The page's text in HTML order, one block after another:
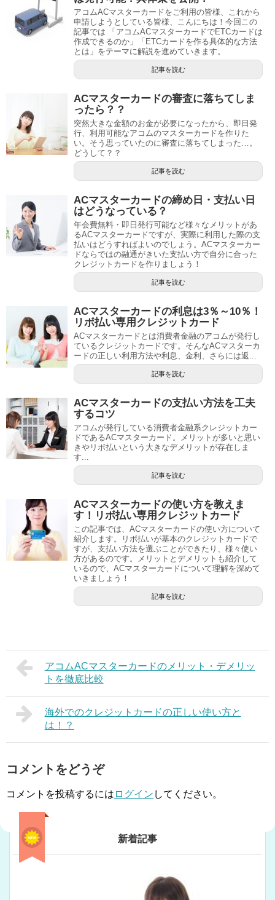
アコムACマスターカードをご利用の皆様、これから
申請しようとしている皆様、こんにちは！今回この
記事では 「アコムACマスターカードでETCカードは
作成できるのか」「ETCカードを作る具体的な方法
とは」をテーマに解説を進めていきます。
記事を読む
ACマスターカードの審査に落ちてしま
ったら？？
突然大きな金額のお金が必要になったから、即日発
行、利用可能なアコムのマスターカードを作りた
い。そう思っていたのに審査に落ちてしまった…。
どうして？？
記事を読む
ACマスターカードの締め日・支払い日
はどうなっている？
年会費無料・即日発行可能など様々なメリットがあ
るACマスターカードですが、実際に利用した際の支
払いはどうすればよいのでしょう。ACマスターカー
ドならではの融通がきいた支払い方で自分に合った
クレジットカードを作りましょう！
記事を読む
ACマスターカードの利息は3％～10％！
リボ払い専用クレジットカード
ACマスターカードとは消費者金融のアコムが発行し
ているクレジットカードです。そんなACマスターカ
ードの正しい利用方法や利息、金利、さらには返...
記事を読む
ACマスターカードの支払い方法を工夫
するコツ
アコムが発行している消費者金融系クレジットカー
ドであるACマスターカード。メリットが多いと思い
きやリボ払いという大きなデメリットが存在しま
す...
記事を読む
ACマスターカードの使い方を教えま
す！リボ払い専用クレジットカード
この記事では、ACマスターカードの使い方について
紹介します。リボ払いが基本のクレジットカードで
すが、支払い方法を選ぶことができたり、様々使い
方があるのです。メリットとデメリットも紹介して
いるので、ACマスターカードについて理解を深めて
いきましょう！
記事を読む
アコムACマスターカードのメリット・デメリッ
トを徹底比較
海外でのクレジットカードの正しい使い方と
は！？
コメントをどうぞ
コメントを投稿するには ログイン してください。
新着記事